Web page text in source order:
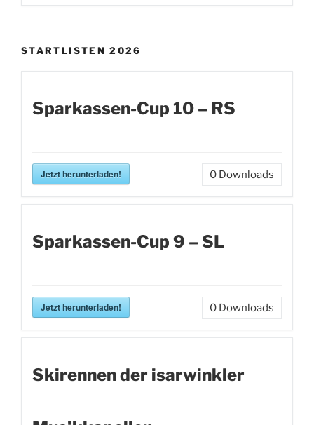
STARTLISTEN 2026
Sparkassen-Cup 10 – RS
Jetzt herunterladen! 0 Downloads
Sparkassen-Cup 9 – SL
Jetzt herunterladen! 0 Downloads
Skirennen der isarwinkler